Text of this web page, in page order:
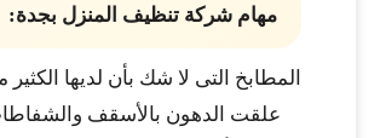
مهام شركة تنظيف المنزل بجدة:
المطابخ التى لا شك بأن لديها
علقت الدهون بالأسقف